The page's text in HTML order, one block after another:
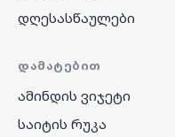
დღესასწაულები
ᲓᲐᲛᲐᲢᲔᲑᲘᲗ
ამინდის ვიჯეტი
საიტის რუკა